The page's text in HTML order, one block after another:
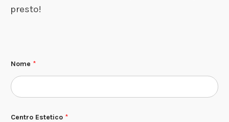
presto!
Nome *
Centro Estetico *